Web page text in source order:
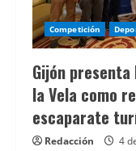
Competición
Gijón presenta
la Vela como
escaparate
Redacción 4